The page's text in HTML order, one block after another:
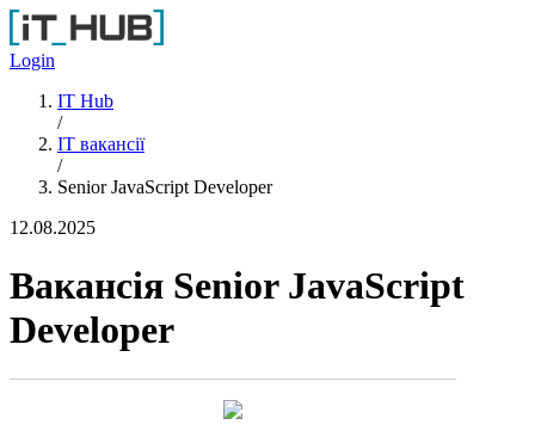
Перейти до основного вмісту
Login
IT Hub
/
IT вакансії
/
Senior JavaScript Developer
12.08.2025
Вакансія Senior JavaScript
Developer